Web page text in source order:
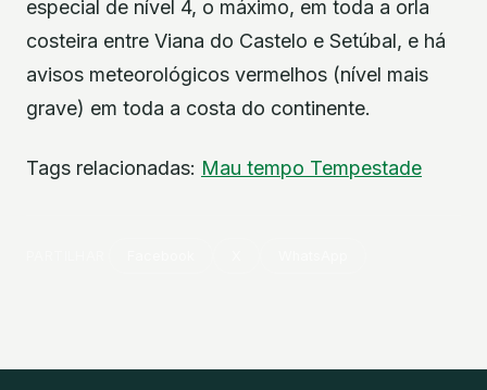
especial de nível 4, o máximo, em toda a orla
costeira entre Viana do Castelo e Setúbal, e há
avisos meteorológicos vermelhos (nível mais
grave) em toda a costa do continente.
Tags relacionadas: Mau tempo Tempestade